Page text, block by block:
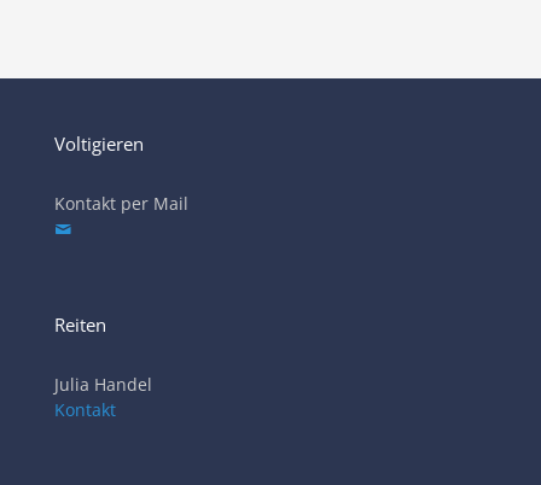
Voltigieren
Kontakt per Mail
Reiten
Julia Handel
Kontakt